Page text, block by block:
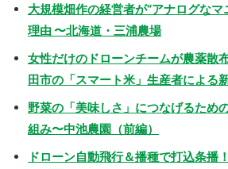
大規模畑作の経営者が“アナログなマ
理由 〜北海道・三浦農場
女性だけのドローンチームが農薬散
田市の「スマート米」生産者による
野菜の「美味しさ」につなげるため
組み〜中池農園（前編）
ドローン自動飛行＆播種で打込条播